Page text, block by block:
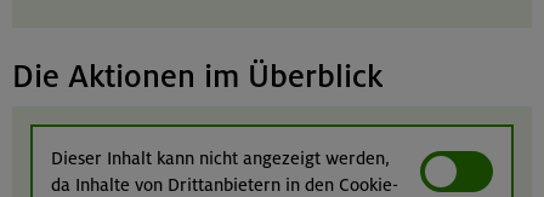
Die Aktionen im Überblick
Dieser Inhalt kann nicht angezeigt werden,
da Inhalte von Drittanbietern in den Cookie-